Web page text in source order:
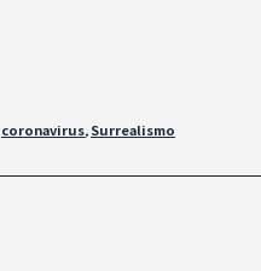
coronavirus,Surrealismo